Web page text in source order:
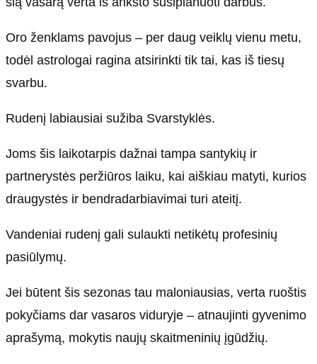
Oro ženklams pavojus – per daug veiklų vienu metu,
todėl astrologai ragina atsirinkti tik tai, kas iš tiesų
svarbu.
Rudenį labiausiai sužiba Svarstyklės.
Joms šis laikotarpis dažnai tampa santykių ir
partnerystės peržiūros laiku, kai aiškiau matyti, kurios
draugystės ir bendradarbiavimai turi ateitį.
Vandeniai rudenį gali sulaukti netikėtų profesinių
pasiūlymų.
Jei būtent šis sezonas tau maloniausias, verta ruoštis
pokyčiams dar vasaros viduryje – atnaujinti gyvenimo
aprašymą, mokytis naujų skaitmeninių įgūdžių.